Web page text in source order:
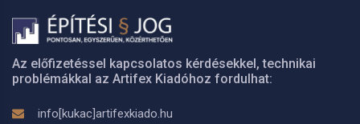
Az előfizetéssel kapcsolatos kérdésekkel, technikai
problémákkal az Artifex Kiadóhoz fordulhat:
info[kukac]artifexkiado.hu